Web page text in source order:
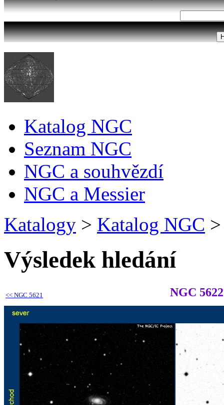
Katalog NGC
Seznam NGC
NGC a souhvězdí
NGC a Messier
Katalogy > Katalog NGC >
Výsledek hledání
<< NGC 5621 NGC 5622